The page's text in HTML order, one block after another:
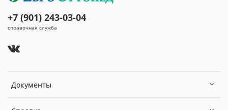
Документы
+7 (901) 243-03-04
справочная служба